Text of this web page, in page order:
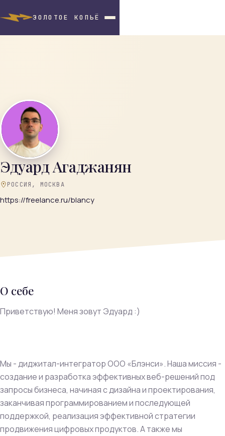
ЗОЛОТОЕ КОПЬЁ
Эдуард Агаджанян
РОССИЯ, МОСКВА
https://freelance.ru/blancy
О себе
Приветствую! Меня зовут Эдуард :)
Мы - диджитал-интегратор ООО «Блэнси». Наша миссия -
создание и разработка эффективных веб-решений под
запросы бизнеса, начиная с дизайна и проектирования,
заканчивая программированием и последующей
поддержкой, реализация эффективной стратегии
продвижения цифровых продуктов. А также мы